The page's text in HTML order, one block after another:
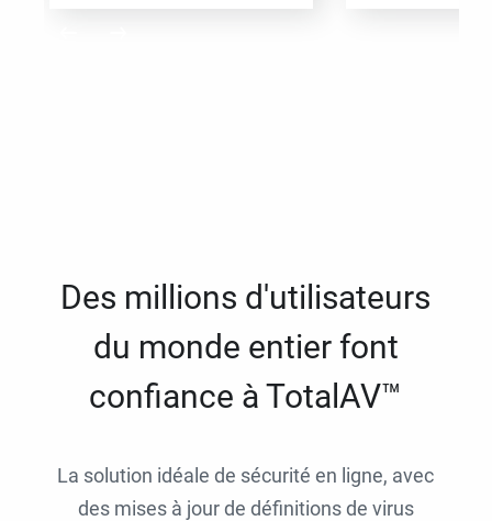
Des millions d'utilisateurs
du monde entier font
confiance à TotalAV™
La solution idéale de sécurité en ligne, avec
des mises à jour de définitions de virus